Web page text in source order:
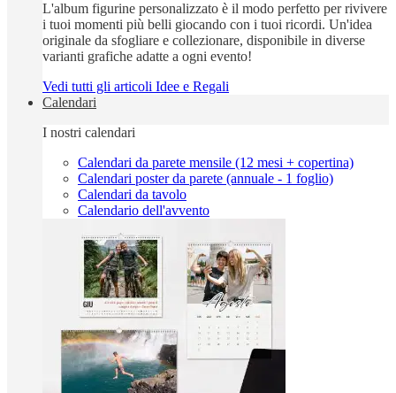
L'album figurine personalizzato è il modo perfetto per rivivere
i tuoi momenti più belli giocando con i tuoi ricordi. Un'idea
originale da sfogliare e collezionare, disponibile in diverse
varianti grafiche adatte a ogni evento!
Vedi tutti gli articoli Idee e Regali
Calendari
I nostri calendari
Calendari da parete mensile (12 mesi + copertina)
Calendari poster da parete (annuale - 1 foglio)
Calendari da tavolo
Calendario dell'avvento